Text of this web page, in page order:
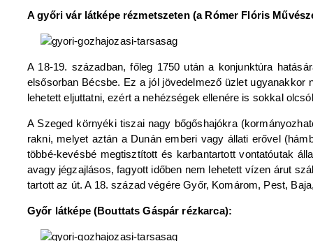
A győri vár látképe rézmetszeten (a Rómer Flóris
A 18-19. században, főleg 1750 után a konjunktúra
elsősorban Bécsbe. Ez a jól jövedelmező üzlet
lehetett eljuttatni, ezért a nehézségek ellenére is sokkal
A Szeged környéki tiszai nagy bőgőshajókra
rakni, melyet aztán a Dunán emberi vagy állati erővel
többé-kevésbé megtisztított és karbantartott vontatóutak
avagy jégzajlásos, fagyott időben nem lehetett vízen árut
tartott az út. A 18. század végére Győr, Komárom, Pest,
Győr látképe (Bouttats Gáspár rézkarca):